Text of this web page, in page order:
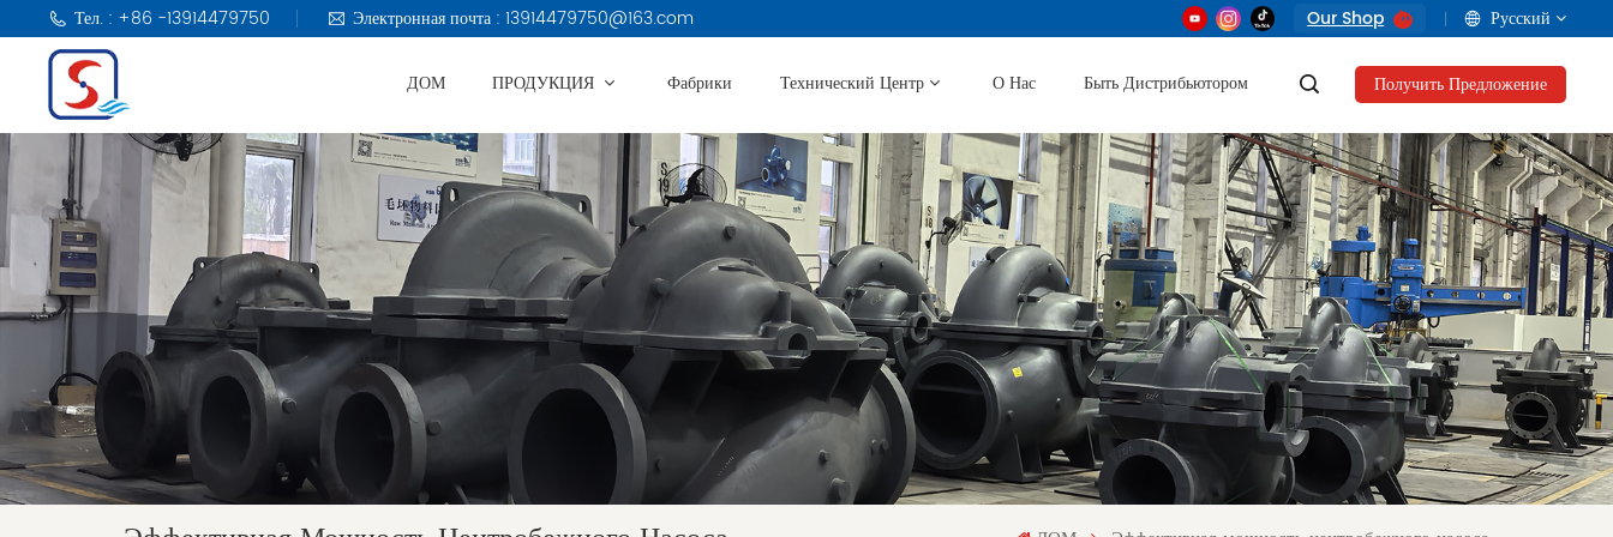
Тел. : +86 -13914479750 Электронная почта : 13914479750@163.com Our Shop Русский
français
русский
العربية
Tiếng Việt
Indonesia
ДОМ ПРОДУКЦИЯ Фабрики Технический Центр О Нас Быть Дистрибьютором Получить Предложение